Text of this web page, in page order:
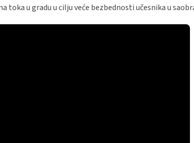
toka u gradu u cilju veće bezbednosti učesnika u